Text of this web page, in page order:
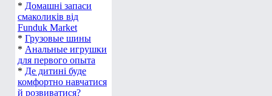
* Домашні запаси
смаколиків від
Funduk Market
* Грузовые шины
* Анальные игрушки
для первого опыта
* Де дитині буде
комфортно навчатися
й розвиватися?